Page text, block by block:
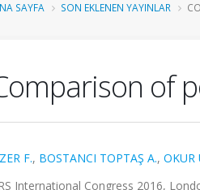
SAYFA SON EKLENEN YAYINLAR
of
F., BOSTANCI TOPTAŞ A., OKUR
International Congress 2016,